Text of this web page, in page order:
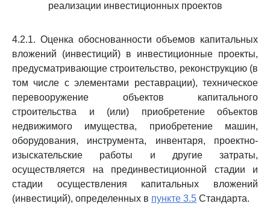
реализации инвестиционных проектов
4.2.1. Оценка обоснованности объемов капитальных
вложений (инвестиций) в инвестиционные проекты,
предусматривающие строительство, реконструкцию (в
том числе с элементами реставрации), техническое
перевооружение объектов капитального
строительства и (или) приобретение объектов
недвижимого имущества, приобретение машин,
оборудования, инструмента, инвентаря, проектно-
изыскательские работы и другие затраты,
осуществляется на прединвестиционной стадии и
стадии осуществления капитальных вложений
(инвестиций), определенных в пункте 3.5 Стандарта.